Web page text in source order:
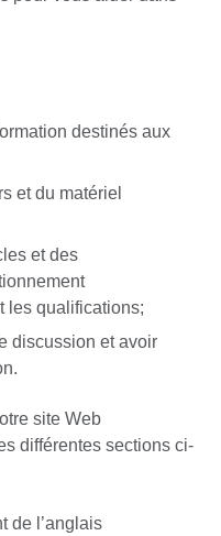
destinés aux
et du matériel
et des
les qualifications;
discussion et avoir
site Web
différentes sections ci-
de l’anglais